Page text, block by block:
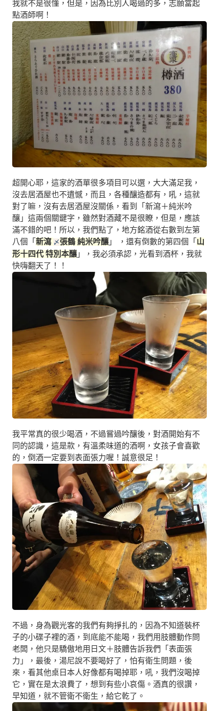
我就不是很懂，但是，因為比別人喝過的多，志願當起
點酒師啊！
超開心耶，這家的酒單很多項目可以選，大大滿足我，
沒去居酒屋也不遺憾，而且，各種釀造都有，吼，這就
對了嘛，沒有去居酒屋沒關係，看到「新瀉＋純米吟
釀」這兩個關鍵字，雖然對酒藏不是很瞭，但是，應該
滿不錯的吧！所以，我們點了，地方銘酒從右數到左第
八個「 新瀉 〆 張鶴 純米吟釀 」 ，還有倒數的第四個「 山
形十四代 特別本釀 」，我必須承認，光看到酒杯，我就
快嗨翻天了！！
我平常真的很少喝酒，不過嘗過吟釀後，對酒開始有不
同的認識，這是款，有溫柔味道的酒啊，女孩子會喜歡
的，倒酒一定要到表面張力喔！誠意很足！
不過，身為觀光客的我們有夠掙扎的，因為不知道裝杯
子的小碟子裡的酒，到底能不能喝，我們用肢體動作問
老闆，他只是驕傲地用日文＋肢體告訴我們「表面張
力」，最後，湯尼說不要喝好了，怕有衛生問題，後
來，看其他桌日本人好像都有喝掉耶，吼，我們沒喝掉
它，實在是太浪費了，想到有些小哀傷。酒真的很讚，
早知道，就不管衛不衛生，給它乾了。